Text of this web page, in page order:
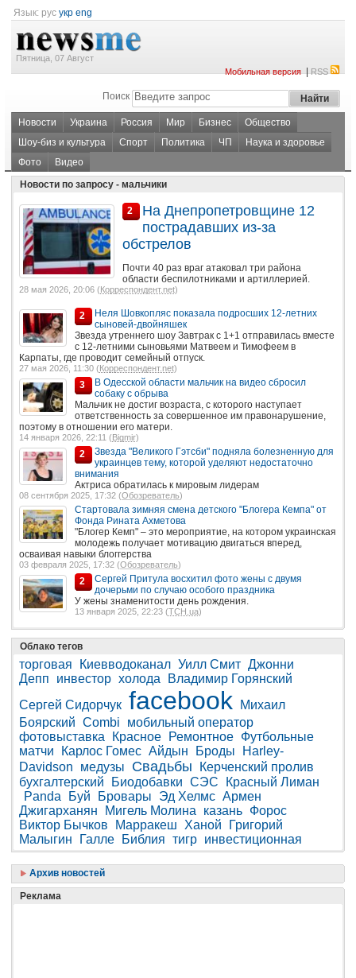
Язык: рус укр eng
Пятница, 07 Август
Мобильная версия|RSS
Поиск
Новости Украина Россия Мир Бизнес
Общество
Шоу-биз и культура
Спорт Политика ЧП
Наука и здоровье
Фото
Видео
Новости по запросу - мальчики
2
На Днепропетровщине 12
пострадавших из-за
обстрелов
Почти 40 раз враг атаковал три района
области беспилотниками и артиллерией.
28 мая 2026, 20:06 (Корреспондент.net)
2
Неля Шовкопляс показала подросших 12-летних
сыновей-двойняшек
Звезда утреннего шоу Завтрак с 1+1 отправилась вместе
с 12-летними сыновьями Матвеем и Тимофеем в
Карпаты, где проводит семейный отпуск.
27 мая 2026, 11:30 (Корреспондент.net)
3
В Одесской области мальчик на видео сбросил
собаку с обрыва
Мальчик не достиг возраста, с которого наступает
ответственность за совершенное им правонарушение,
поэтому в отношении его матери.
14 января 2026, 22:11 (Bigmir)
2
Звезда "Великого Гэтсби" подняла болезненную для
украинцев тему, которой уделяют недостаточно
внимания
Актриса обратилась к мировым лидерам
08 сентября 2025, 17:32 (Обозреватель)
Стартовала зимняя смена детского "Блогера Кемпа" от
Фонда Рината Ахметова
"Блогер Кемп" – это мероприятие, на котором украинская
молодежь получает мотивацию двигаться вперед,
осваивая навыки блоггерства
03 февраля 2025, 17:32 (Обозреватель)
2
Сергей Притула восхитил фото жены с двумя
дочерьми по случаю особого праздника
У жены знаменитости день рождения.
13 января 2025, 22:23 (ТСН.ua)
Облако тегов
торговая Киевводоканал Уилл Смит Джонни
Депп
инвестор холода
Владимир Горянский
Сергей Сидорчук facebook
Михаил
Боярский Combi
мобильный оператор
фотовыставка
Красное Ремонтное Футбольные
матчи
Карлос Гомес Айдын Броды
Harley-
Davidson
медузы Свадьбы
Керченский пролив
бухгалтерский
Биодобавки СЭС
Красный Лиман
Panda
Буй Бровары Эд Хелмс Армен
Джигарханян
Мигель Молина казань Форос
Виктор Бычков
Марракеш Ханой
Григорий
Малыгин
Галле Библия тигр инвестиционная
Архив новостей
Реклама